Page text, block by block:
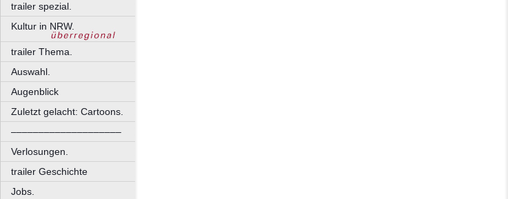
trailer spezial.
Kultur in NRW.
trailer Thema.
Auswahl.
Augenblick
Zuletzt gelacht: Cartoons.
––––––––––––––––––––
Verlosungen.
trailer Geschichte
Jobs.